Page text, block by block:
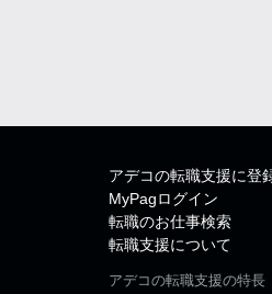
アデコの転職支援に登
MyPagログイン
転職のお仕事検索
転職支援について
アデコの転職支援の特長